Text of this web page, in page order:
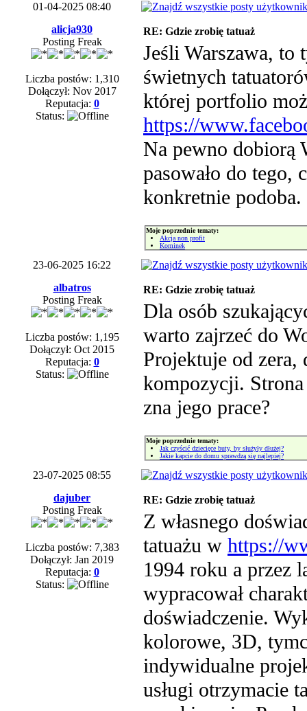
01-04-2025 08:40
alicja930
Posting Freak
Liczba postów: 1,310
Dołączył: Nov 2017
Reputacja: 0
Status:
RE: Gdzie zrobię tatuaż
Jeśli Warszawa, to
świetnych
której portfolio
https://
Na pewno dobiorą
pasowało do tego,
konkretnie podoba.
Moje poprzednie tematy:
Akcja non profit
Kominek
23-06-2025 16:22
albatros
Posting Freak
Liczba postów: 1,195
Dołączył: Oct 2015
Reputacja: 0
Status:
RE: Gdzie zrobię tatuaż
Dla osób
warto zajrzeć do
Projektuje od zera,
kompozycji.
zna jego prace?
Moje poprzednie tematy:
Jak czyścić dziecięce buty, by służyły dłużej?
Jakie kapcie do domu sprawdzą się najlepiej?
23-07-2025 08:55
dajuber
Posting Freak
Liczba postów: 7,383
Dołączył: Jan 2019
Reputacja: 0
Status:
RE: Gdzie zrobię tatuaż
Z własnego
tatuażu w https://
1994 roku a przez
wypracował
doświadczenie.
kolorowe, 3D,
indywidualne
usługi otrzymacie